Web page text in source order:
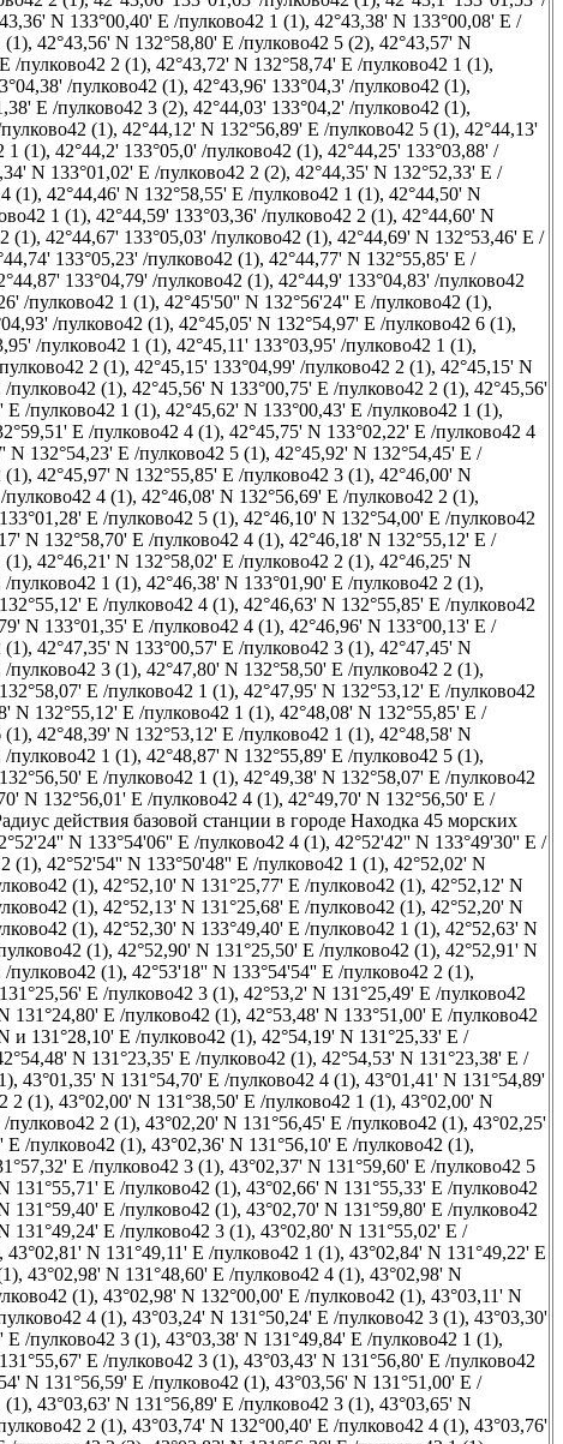
N 133°00,40' E /пулково42 1 (1), 42°43,38' N 133°00,08' E /
(1), 42°43,56' N 132°58,80' E /пулково42 5 (2), 42°43,57' N
/пулково42 2 (1), 42°43,72' N 132°58,74' E /пулково42 1 (1),
/пулково42 (1), 42°43,96' 133°04,3' /пулково42 (1),
E /пулково42 3 (2), 42°44,03' 133°04,2' /пулково42 (1),
(1), 42°44,12' N 132°56,89' E /пулково42 5 (1), 42°44,13'
1 (1), 42°44,2' 133°05,0' /пулково42 (1), 42°44,25' 133°03,88' /
N 133°01,02' E /пулково42 2 (2), 42°44,35' N 132°52,33' E /
(1), 42°44,46' N 132°58,55' E /пулково42 1 (1), 42°44,50' N
1 (1), 42°44,59' 133°03,36' /пулково42 2 (1), 42°44,60' N
(1), 42°44,67' 133°05,03' /пулково42 (1), 42°44,69' N 132°53,46' E /
133°05,23' /пулково42 (1), 42°44,77' N 132°55,85' E /
133°04,79' /пулково42 (1), 42°44,9' 133°04,83' /пулково42
/пулково42 1 (1), 42°45'50'' N 132°56'24'' E /пулково42 (1),
/пулково42 (1), 42°45,05' N 132°54,97' E /пулково42 6 (1),
/пулково42 1 (1), 42°45,11' 133°03,95' /пулково42 1 (1),
2 (1), 42°45,15' 133°04,99' /пулково42 2 (1), 42°45,15' N
/пулково42 (1), 42°45,56' N 133°00,75' E /пулково42 2 (1), 42°45,56'
E /пулково42 1 (1), 42°45,62' N 133°00,43' E /пулково42 1 (1),
E /пулково42 4 (1), 42°45,75' N 133°02,22' E /пулково42 4
N 132°54,23' E /пулково42 5 (1), 42°45,92' N 132°54,45' E /
(1), 42°45,97' N 132°55,85' E /пулково42 3 (1), 42°46,00' N
пулково42 4 (1), 42°46,08' N 132°56,69' E /пулково42 2 (1),
E /пулково42 5 (1), 42°46,10' N 132°54,00' E /пулково42
N 132°58,70' E /пулково42 4 (1), 42°46,18' N 132°55,12' E /
(1), 42°46,21' N 132°58,02' E /пулково42 2 (1), 42°46,25' N
/пулково42 1 (1), 42°46,38' N 133°01,90' E /пулково42 2 (1),
E /пулково42 4 (1), 42°46,63' N 132°55,85' E /пулково42
N 133°01,35' E /пулково42 4 (1), 42°46,96' N 133°00,13' E /
(1), 42°47,35' N 133°00,57' E /пулково42 3 (1), 42°47,45' N
/пулково42 3 (1), 42°47,80' N 132°58,50' E /пулково42 2 (1),
E /пулково42 1 (1), 42°47,95' N 132°53,12' E /пулково42
N 132°55,12' E /пулково42 1 (1), 42°48,08' N 132°55,85' E /
(1), 42°48,39' N 132°53,12' E /пулково42 1 (1), 42°48,58' N
/пулково42 1 (1), 42°48,87' N 132°55,89' E /пулково42 5 (1),
E /пулково42 1 (1), 42°49,38' N 132°58,07' E /пулково42
N 132°56,01' E /пулково42 4 (1), 42°49,70' N 132°56,50' E /
действия базовой станции в городе Находка 45 морских
N 133°54'06'' E /пулково42 4 (1), 42°52'42'' N 133°49'30'' E /
(1), 42°52'54'' N 133°50'48'' E /пулково42 1 (1), 42°52,02' N
(1), 42°52,10' N 131°25,77' E /пулково42 (1), 42°52,12' N
(1), 42°52,13' N 131°25,68' E /пулково42 (1), 42°52,20' N
(1), 42°52,30' N 133°49,40' E /пулково42 1 (1), 42°52,63' N
(1), 42°52,90' N 131°25,50' E /пулково42 (1), 42°52,91' N
/пулково42 (1), 42°53'18'' N 133°54'54'' E /пулково42 2 (1),
E /пулково42 3 (1), 42°53,2' N 131°25,49' E /пулково42
131°24,80' E /пулково42 (1), 42°53,48' N 133°51,00' E /пулково42
и 131°28,10' E /пулково42 (1), 42°54,19' N 131°25,33' E /
N 131°23,35' E /пулково42 (1), 42°54,53' N 131°23,38' E /
, 43°01,35' N 131°54,70' E /пулково42 4 (1), 43°01,41' N 131°54,89'
2 (1), 43°02,00' N 131°38,50' E /пулково42 1 (1), 43°02,00' N
пулково42 2 (1), 43°02,20' N 131°56,45' E /пулково42 (1), 43°02,25'
E /пулково42 (1), 43°02,36' N 131°56,10' E /пулково42 (1),
E /пулково42 3 (1), 43°02,37' N 131°59,60' E /пулково42 5
131°55,71' E /пулково42 (1), 43°02,66' N 131°55,33' E /пулково42
131°59,40' E /пулково42 (1), 43°02,70' N 131°59,80' E /пулково42
131°49,24' E /пулково42 3 (1), 43°02,80' N 131°55,02' E /
, 43°02,81' N 131°49,11' E /пулково42 1 (1), 43°02,84' N 131°49,22' E
, 43°02,98' N 131°48,60' E /пулково42 4 (1), 43°02,98' N
(1), 43°02,98' N 132°00,00' E /пулково42 (1), 43°03,11' N
4 (1), 43°03,24' N 131°50,24' E /пулково42 3 (1), 43°03,30'
E /пулково42 3 (1), 43°03,38' N 131°49,84' E /пулково42 1 (1),
E /пулково42 3 (1), 43°03,43' N 131°56,80' E /пулково42
N 131°56,59' E /пулково42 (1), 43°03,56' N 131°51,00' E /
(1), 43°03,63' N 131°56,89' E /пулково42 3 (1), 43°03,65' N
2 (1), 43°03,74' N 132°00,40' E /пулково42 4 (1), 43°03,76'